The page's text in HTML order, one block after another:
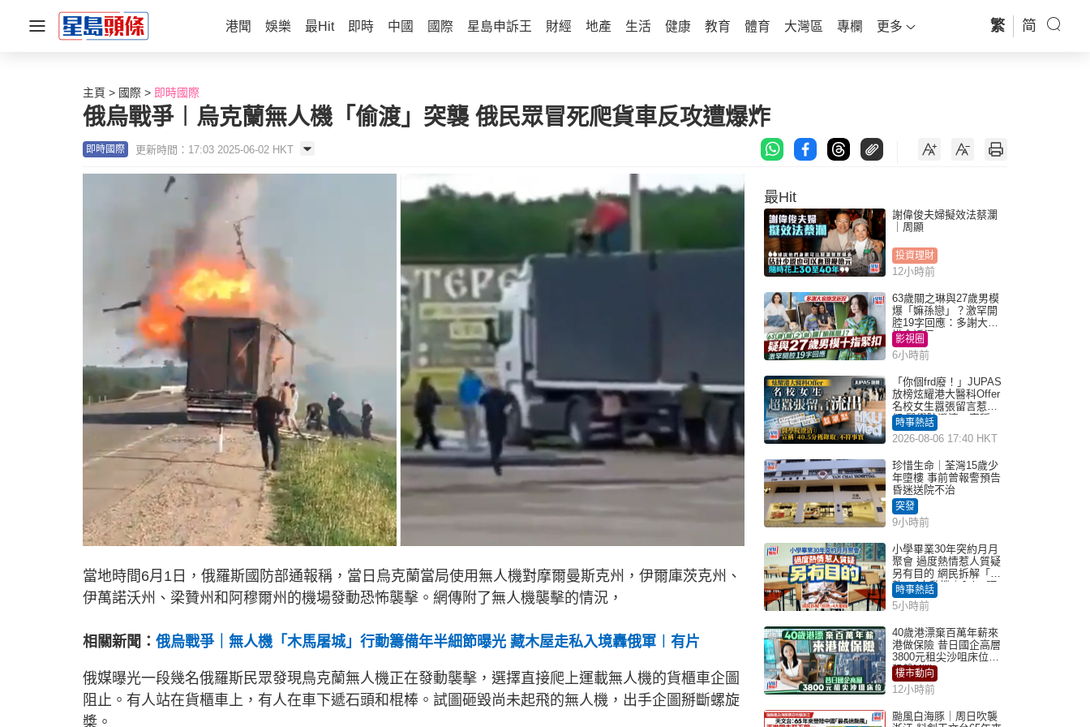
港聞 娛樂 最Hit 即時 中國 國際 星島申訴王 財經 地產 生活 健康 教育 體育 大灣區 專欄 更多 繁 简
主頁 國際 即時國際
俄烏戰爭︱烏克蘭無人機「偷渡」突襲 俄民眾冒死爬貨車反攻遭爆炸
即時國際 更新時間：17:03 2025-06-02 HKT
當地時間6月1日，俄羅斯國防部通報稱，當日烏克蘭當局使用無人機對摩爾曼斯克州，伊爾庫茨克州、
伊萬諾沃州、梁贊州和阿穆爾州的機場發動恐怖襲擊。網傳附了無人機襲擊的情況，
相關新聞： 俄烏戰爭｜無人機「木馬屠城」行動籌備年半細節曝光 藏木屋走私入境轟俄軍︱有片
俄媒曝光一段幾名俄羅斯民眾發現鳥克蘭無人機正在發動襲擊，選擇直接爬上運載無人機的貨櫃車企圖
阻止。有人站在貨櫃車上，有人在車下遞石頭和棍棒。試圖砸毀尚未起飛的無人機，出手企圖掰斷螺旋
槳。
最Hit
謝偉俊夫婦擬效法蔡瀾
｜周顯
投資理財
12小時前
63歲關之琳與27歲男模
爆「嫲孫戀」？激罕開
腔19字回應：多謝大家
掛念近況
影視圈
6小時前
「你個frd廢！」JUPAS
放榜炫耀港大醫科Offer
名校女生囂張留言惹眾
怒 醫學院澄清：宣稱
「40.5分獲錄取」不符事
實｜Juicy叮
時事熱話
2026-08-06 17:40 HKT
珍惜生命｜荃灣15歲少
年墮樓 事前曾報警預告
昏迷送院不治
突發
9小時前
小學畢業30年突約月月
聚會 過度熱情惹人質疑
另有目的 網民拆解「扮
熟」4大動機｜Juicy叮
時事熱話
5小時前
40歲港漂棄百萬年薪來
港做保險 昔日國企高層
3800元租尖沙咀床位｜
租盤Million
樓市動向
12小時前
颱風白海豚｜周日吹襲